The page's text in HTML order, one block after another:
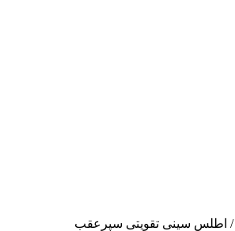
/ اطلس سینی تقویتی سپرعقب